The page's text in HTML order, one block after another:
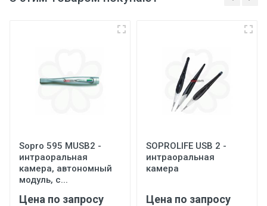
Sopro 595 MUSB2 -
интраоральная
камера, автономный
модуль, с...
Цена по запросу
SOPROLIFE USB 2 -
интраоральная
камера
Цена по запросу